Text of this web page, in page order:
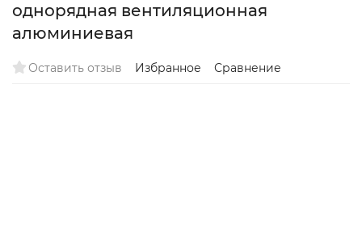
однорядная вентиляционная
алюминиевая
Оставить отзыв Избранное Сравнение